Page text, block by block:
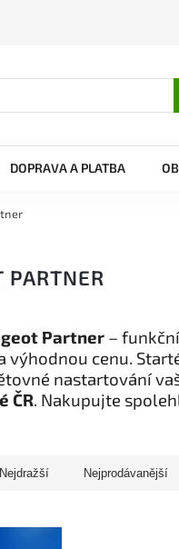
DOPRAVA A PLATBA
PARTNER
Partner –
výhodnou cenu.
nastartování
ČR. Nakupujte
Nejdražší Nejprodávanější